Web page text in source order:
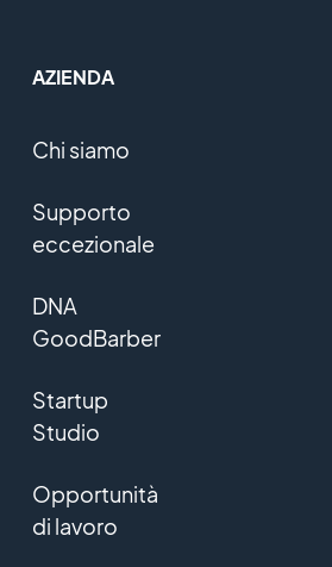
AZIENDA
Chi siamo
Supporto
eccezionale
DNA
GoodBarber
Startup
Studio
Opportunità
di lavoro